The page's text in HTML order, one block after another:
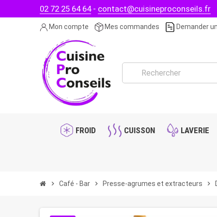
02 72 25 64 64- contact@cuisineproconseils.fr
Mon compte Mes commandes Demander
FROID CUISSON LAVERIE
chevron_right Café - Bar chevron_right Presse-agrumes et extracteurs chevron_right